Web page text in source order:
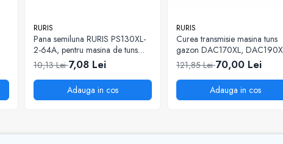
RURIS
Pana semiluna RURIS PS130XL-
2-64A, pentru masina de tuns
iarba Ruris DAC 130XL
10,13 Lei7,08 Lei
Adauga in cos
RURIS
Curea transmisie masina tuns
gazon DAC170XL,
121,85 Lei70,00 Lei
Adauga in cos